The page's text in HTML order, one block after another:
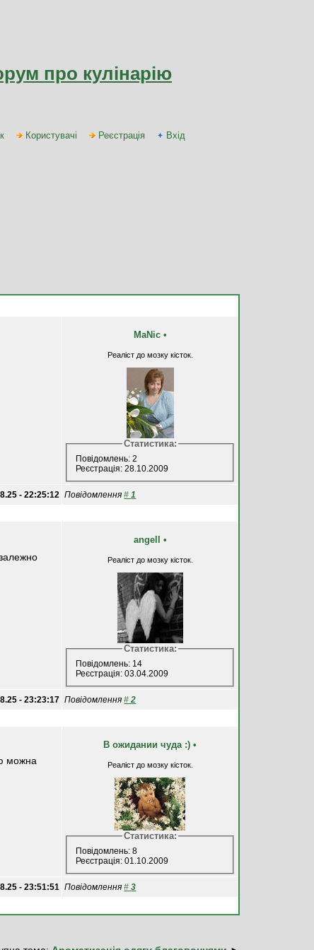
про кулінарію
Користувачі Реєстрація Вхід
MaNic •
Реаліст до мозку кісток.
Статистика:
Повідомлень: 2
Реєстрація: 28.10.2009
- 22:25:12 Повідомлення#1
angell •
Реаліст до мозку кісток.
Статистика:
Повідомлень: 14
Реєстрація: 03.04.2009
- 23:23:17 Повідомлення#2
можна
В ожидании чуда :) •
Реаліст до мозку кісток.
Статистика:
Повідомлень: 8
Реєстрація: 01.10.2009
- 23:51:51 Повідомлення#3